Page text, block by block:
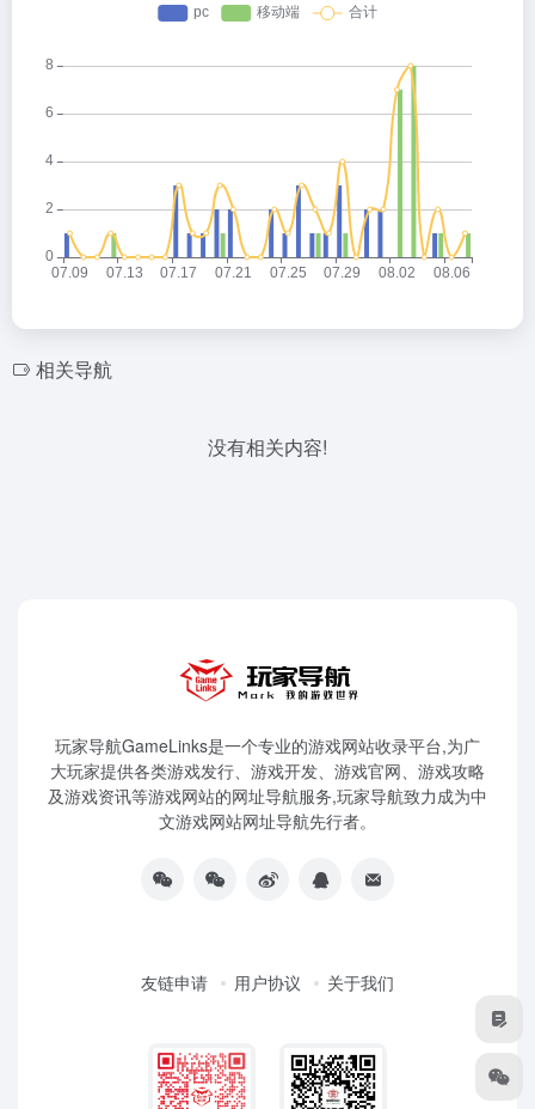
相关导航
没有相关内容!
玩家导航GameLinks是一个专业的游戏网站收录平台,为广
大玩家提供各类游戏发行、游戏开发、游戏官网、游戏攻略
及游戏资讯等游戏网站的网址导航服务,玩家导航致力成为中
文游戏网站网址导航先行者。
友链申请 用户协议 关于我们